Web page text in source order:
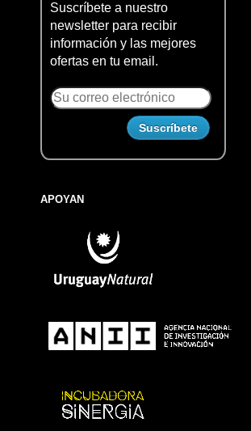
Suscríbete a nuestro
newsletter para recibir
información y las mejores
ofertas en tu email.
APOYAN